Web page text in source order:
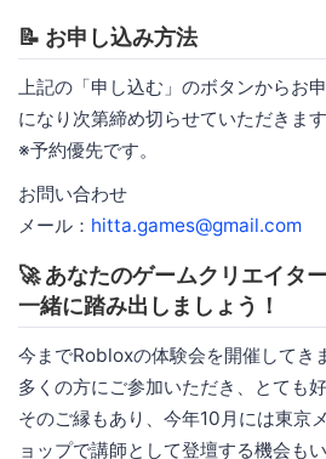
📝 お申し込み方法
上記の「申し込む」のボタンからお
になり次第締め切らせていただきます
※予約優先です。
お問い合わせ
メール： hitta.games@gmail.com
🚀 あなたのゲームクリエイタ
一緒に踏み出しましょう！
今までRobloxの体験会を開催してき
多くの方にご参加いただき、とても好
そのご縁もあり、今年10月には東京
ョップで講師として登壇する機会も